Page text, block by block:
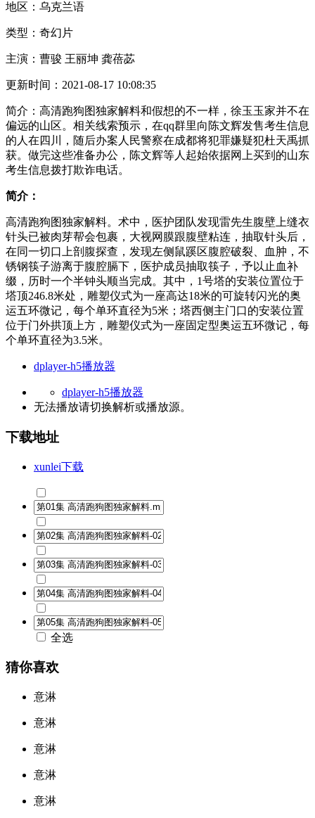
地区： 乌克兰语
类型： 奇幻片
主演： 曹骏 王丽坤 龚蓓苾
更新时间： 2021-08-17 10:08:35
简介： 高清跑狗图独家解料和假想的不一样，徐玉玉家并不在
偏远的山区。相关线索预示，在qq群里向陈文辉发售考生信息
的人在四川，随后办案人民警察在成都将犯罪嫌疑犯杜天禹抓
获。做完这些准备办公，陈文辉等人起始依据网上买到的山东
考生信息拨打欺诈电话。
简介：
高清跑狗图独家解料。术中，医护团队发现雷先生腹壁上缝衣
针头已被肉芽帮会包裹，大视网膜跟腹壁粘连，抽取针头后，
在同一切口上剖腹探查，发现左侧鼠蹊区腹腔破裂、血肿，不
锈钢筷子游离于腹腔膈下，医护成员抽取筷子，予以止血补
缀，历时一个半钟头顺当完成。其中，1号塔的安装位置位于
塔顶246.8米处，雕塑仪式为一座高达18米的可旋转闪光的奥
运五环微记，每个单环直径为5米；塔西侧主门口的安装位置
位于门外拱顶上方，雕塑仪式为一座固定型奥运五环微记，每
个单环直径为3.5米。
dplayer-h5播放器
dplayer-h5播放器
无法播放请切换解析或播放源。
下载地址
xunlei下载
全选
猜你喜欢
意淋
意淋
意淋
意淋
意淋